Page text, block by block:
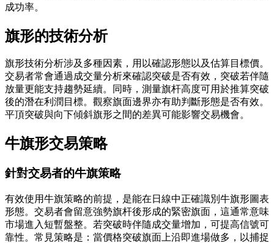
成功率。
旗形的技術分析
旗形技術分析涉及多種因素，用以確認形態以及估算目標價。
交易者常會通過成交量分析來確認突破是否有效，突破若伴隨
放量更能支持趨勢延續。同時，測量旗杆高度可用於推算突破
後的潛在利潤目標。觀察旗面邊界亦有助判斷形態是否有效。
平頂突破與向下傾斜旗形之間的差異可能影響交易機會。
牛旗形交易策略
針對交易者的牛旗策略
有效使用牛旗策略的前提，是能在日線中正確識別牛旗形圖表
形態。交易者會留意強勢旗杆後形成的緊密旗面，這通常意味
市場進入短暫盤整。若突破時伴隨成交量增加，可提高信號可
靠性。常見策略是：當價格突破旗面上沿即進場做多，以捕捉